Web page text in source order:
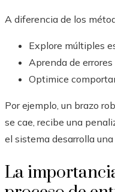
A diferencia de los
Explore múltiples
Aprenda de
Optimice
Por ejemplo, un brazo
se cae, recibe una
el sistema desarrolla
La